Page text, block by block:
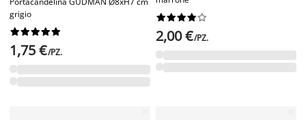
grigio






1,75 €/PZ.






2,00 €/PZ.